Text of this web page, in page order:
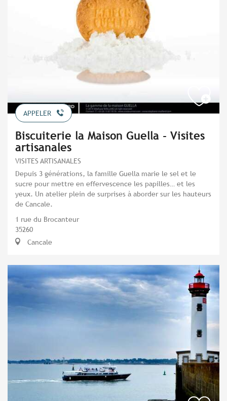
APPELER
Biscuiterie la Maison Guella - Visites
artisanales
VISITES ARTISANALES
Depuis 3 générations, la famille Guella marie le sel et le
sucre pour mettre en effervescence les papilles… et les
yeux. Un atelier plein de surprises à aborder sur les hauteurs
de Cancale.
1 rue du Brocanteur
35260
Cancale